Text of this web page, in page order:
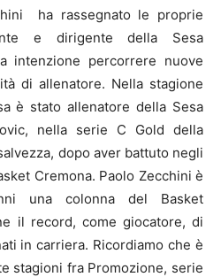
ha rassegnato le proprie
e dirigente della Sesa
intenzione percorrere nuove
di allenatore. Nella stagione
è stato allenatore della Sesa
nella serie C Gold della
dopo aver battuto negli
Cremona. Paolo Zecchini è
una colonna del Basket
il record, come giocatore, di
in carriera. Ricordiamo che è
stagioni fra Promozione, serie